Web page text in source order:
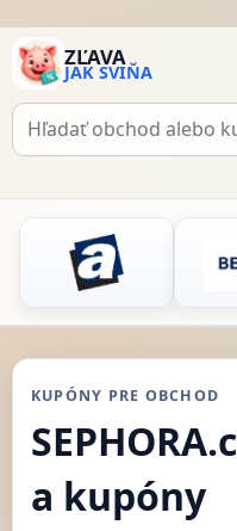
ZĽAVA
JAK SVIŇA
Hľadať
KUPÓNY PRE OBCHOD
a kupóny